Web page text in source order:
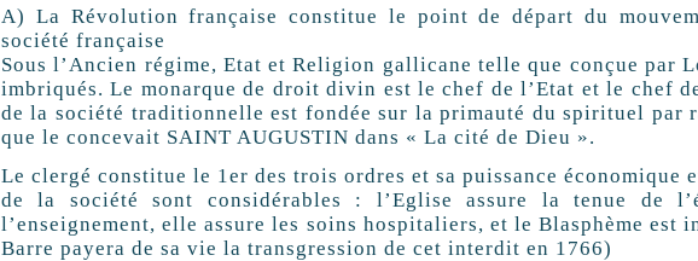
A) La Révolution française constitue le point de départ du
société française
Sous l’Ancien régime, Etat et Religion gallicane telle que conçue par
imbriqués. Le monarque de droit divin est le chef de l’Etat et le chef
de la société traditionnelle est fondée sur la primauté du spirituel par
que le concevait SAINT AUGUSTIN dans « La cité de Dieu ».
Le clergé constitue le 1er des trois ordres et sa puissance économique
de la société sont considérables : l’Eglise assure la tenue de
l’enseignement, elle assure les soins hospitaliers, et le Blasphème est
Barre payera de sa vie la transgression de cet interdit en 1766)